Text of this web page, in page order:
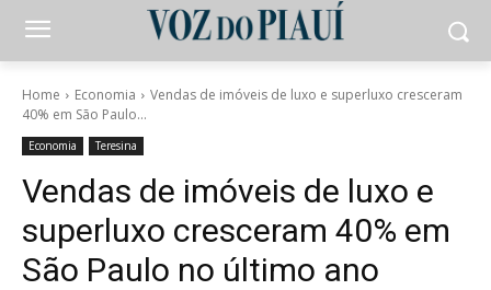
Home Economia
Vendas de imóveis de luxo e superluxo cresceram
40% em São Paulo...
Economia Teresina
Vendas de imóveis de luxo e
superluxo cresceram 40% em
São Paulo no último ano